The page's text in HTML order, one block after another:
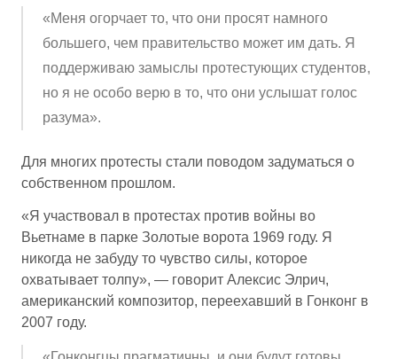
«Меня огорчает то, что они просят намного
большего, чем правительство может им дать. Я
поддерживаю замыслы протестующих студентов,
но я не особо верю в то, что они услышат голос
разума».
Для многих протесты стали поводом задуматься о
собственном прошлом.
«Я участвовал в протестах против войны во
Вьетнаме в парке Золотые ворота 1969 году. Я
никогда не забуду то чувство силы, которое
охватывает толпу», — говорит Алексис Элрич,
американский композитор, переехавший в Гонконг в
2007 году.